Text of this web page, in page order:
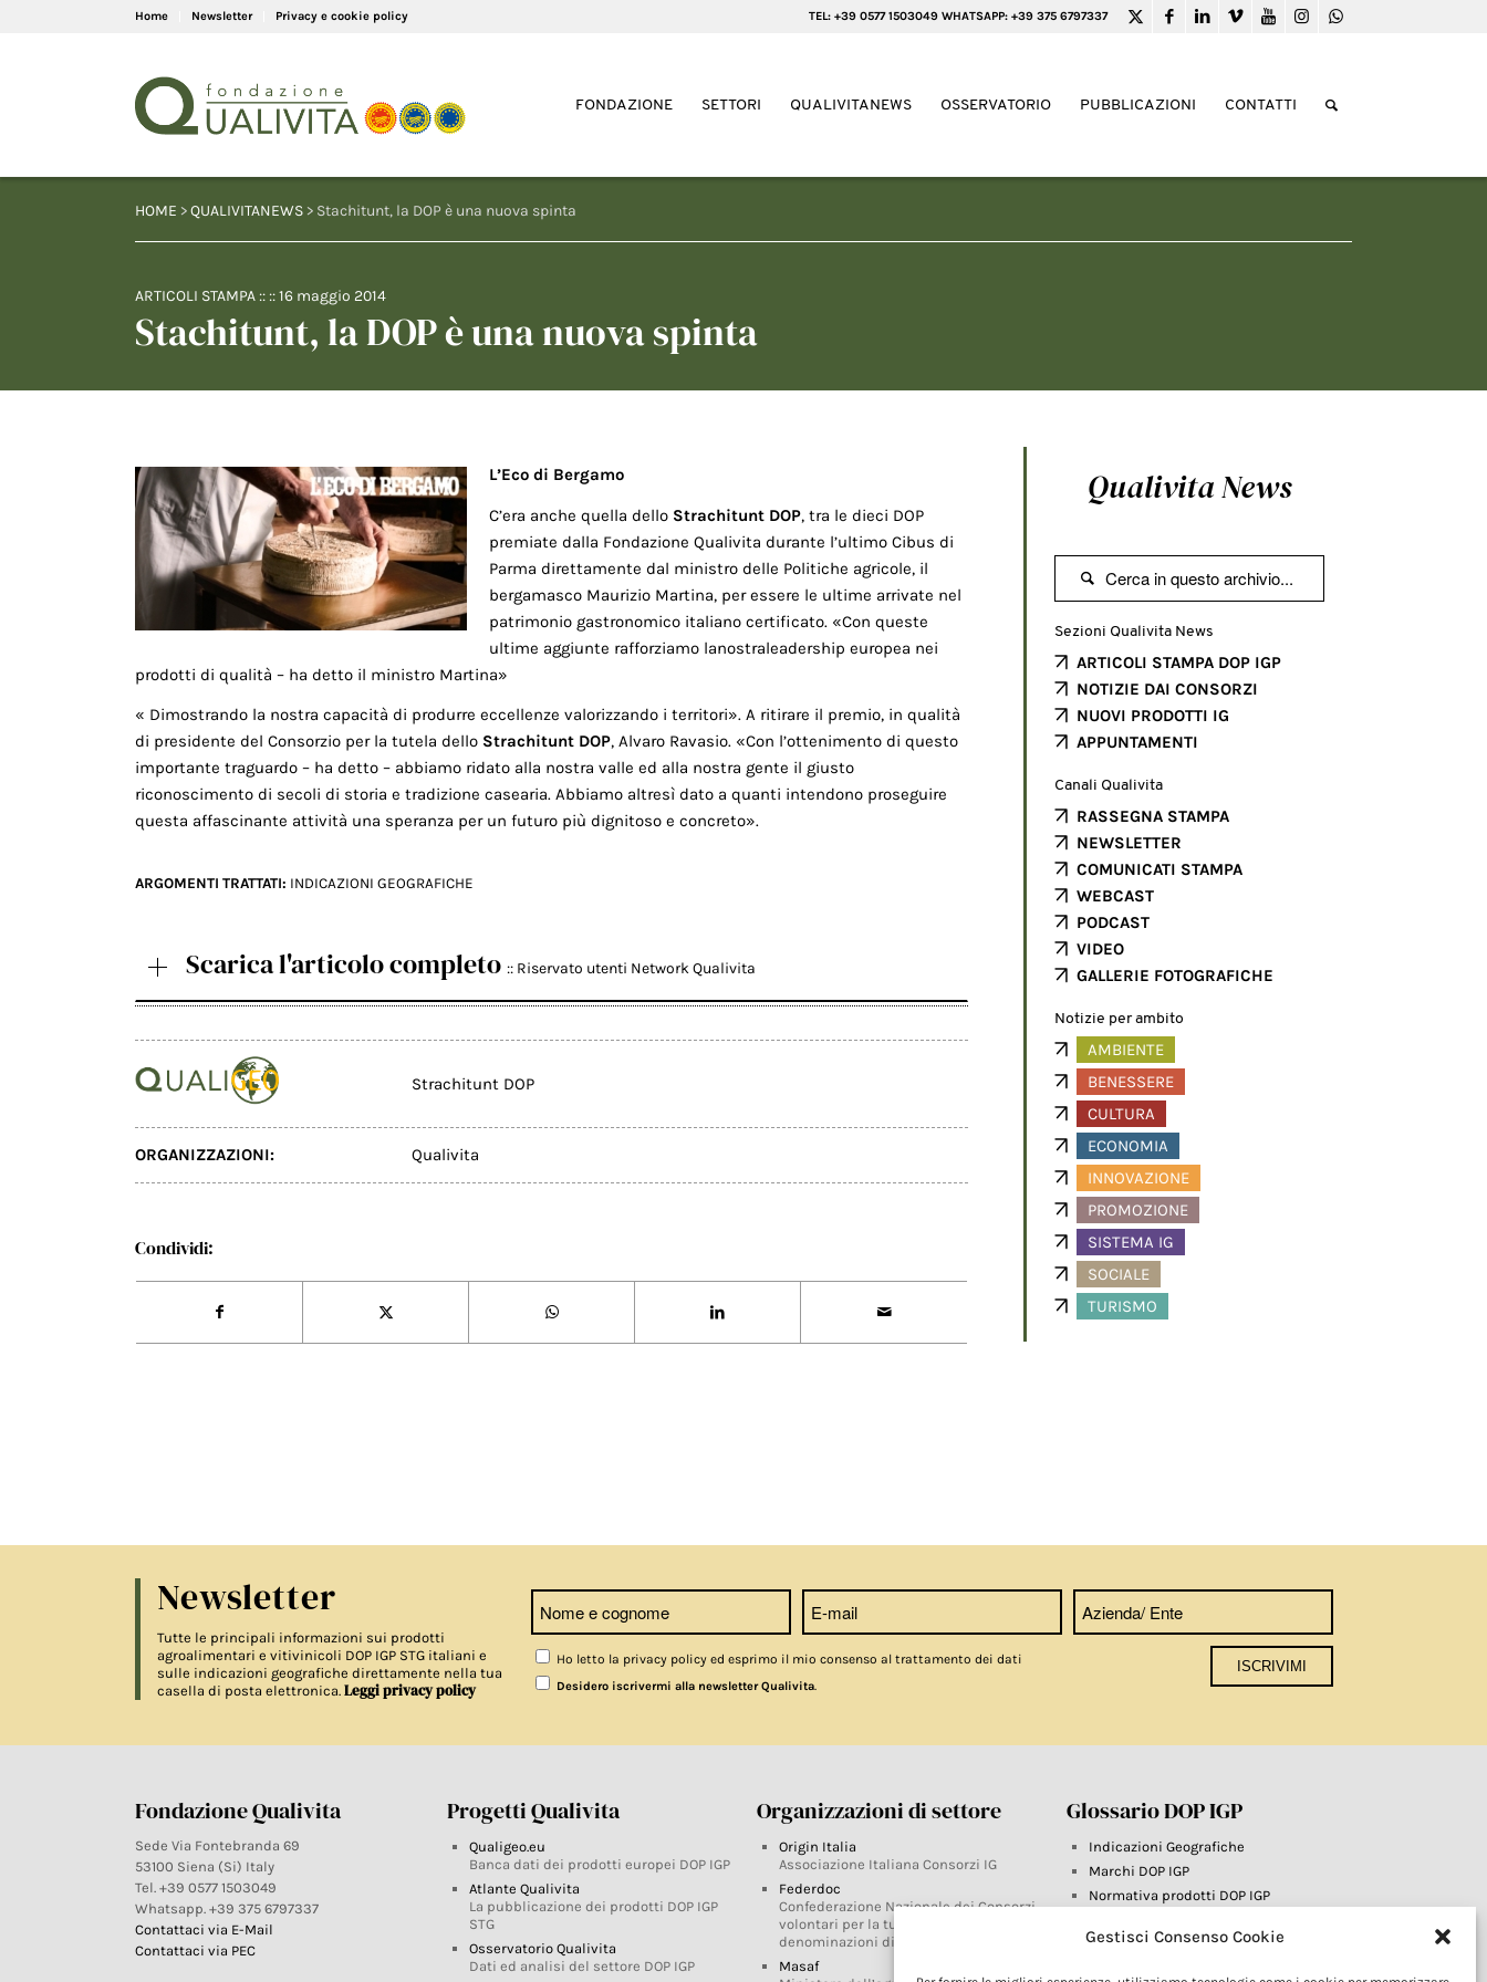
Gestisci Consenso Cookie
Home Newsletter Privacy e cookie policy TEL: +39 0577 1503049 WHATSAPP: +39 375 6797337
FONDAZIONE SETTORI QUALIVITANEWS OSSERVATORIO PUBBLICAZIONI CONTATTI
HOME >QUALIVITANEWS > Stachitunt, la DOP è una nuova spinta
ARTICOLI STAMPA :: ::16 maggio 2014
Stachitunt, la DOP è una nuova spinta
L’Eco di Bergamo
C’era anche quella dello Strachitunt DOP, tra le dieci DOP
premiate dalla Fondazione Qualivita durante l’ultimo Cibus di
Parma direttamente dal ministro delle Politiche agricole, il
bergamasco Maurizio Martina, per essere le ultime arrivate nel
patrimonio gastronomico italiano certificato. «Con queste
ultime aggiunte rafforziamo lanostraleadership europea nei
prodotti di qualità – ha detto il ministro Martina»
« Dimostrando la nostra capacità di produrre eccellenze valorizzando i territori». A ritirare il premio, in qualità
di presidente del Consorzio per la tutela dello Strachitunt DOP, Alvaro Ravasio. «Con l’ottenimento di questo
importante traguardo – ha detto – abbiamo ridato alla nostra valle ed alla nostra gente il giusto
riconoscimento di secoli di storia e tradizione casearia. Abbiamo altresì dato a quanti intendono proseguire
questa affascinante attività una speranza per un futuro più dignitoso e concreto».
ARGOMENTI TRATTATI: INDICAZIONI GEOGRAFICHE
Scarica l'articolo completo :: Riservato utenti Network Qualivita
Strachitunt DOP
ORGANIZZAZIONI: Qualivita
Condividi:
Qualivita News

Sezioni Qualivita News
ARTICOLI STAMPA DOP IGP
NOTIZIE DAI CONSORZI
NUOVI PRODOTTI IG
APPUNTAMENTI
Canali Qualivita
RASSEGNA STAMPA
NEWSLETTER
COMUNICATI STAMPA
WEBCAST
PODCAST
VIDEO
GALLERIE FOTOGRAFICHE
Notizie per ambito
AMBIENTE
BENESSERE
CULTURA
ECONOMIA
INNOVAZIONE
PROMOZIONE
SISTEMA IG
SOCIALE
TURISMO
Newsletter
Tutte le principali informazioni sui prodotti
agroalimentari e vitivinicoli DOP IGP STG italiani e
sulle indicazioni geografiche direttamente nella tua
casella di posta elettronica. Leggi privacy policy
Ho letto la privacy policy ed esprimo il mio consenso al trattamento dei dati
Desidero iscrivermi alla newsletter Qualivita.
Fondazione Qualivita
Sede Via Fontebranda 69
53100 Siena (Si) Italy
Tel. +39 0577 1503049
Whatsapp. +39 375 6797337
Contattaci via E-Mail
Contattaci via PEC
Progetti Qualivita
Qualigeo.eu
Banca dati dei prodotti europei DOP IGP
Atlante Qualivita
La pubblicazione dei prodotti DOP IGP
STG
Osservatorio Qualivita
Dati ed analisi del settore DOP IGP
Organizzazioni di settore
Origin Italia
Associazione Italiana Consorzi IG
Federdoc
Confederazione Nazionale dei Consorzi
volontari per la tutela delle
denominazioni di origine
Masaf
Glossario DOP IGP
Indicazioni Geografiche
Marchi DOP IGP
Normativa prodotti DOP IGP
Farm To Fork e prodotti DOP IGP